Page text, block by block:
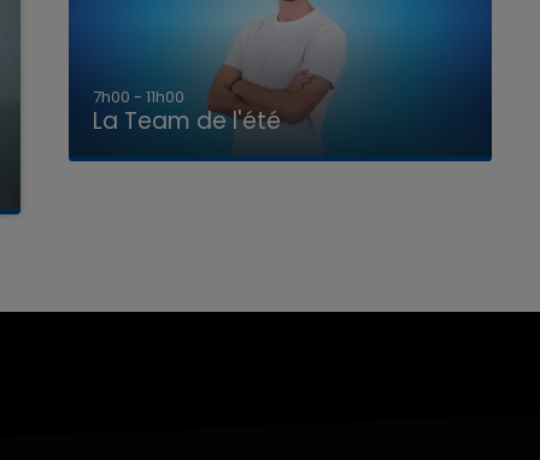
7h00 - 11h00
La Team de l'été